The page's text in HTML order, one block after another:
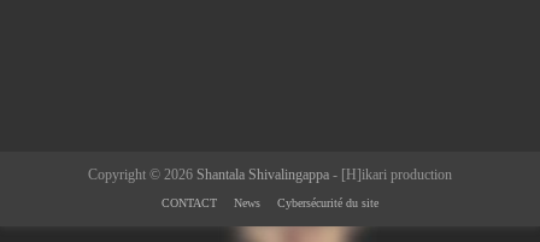
Copyright © 2026 Shantala Shivalingappa - [H]ikari production
CONTACT News Cybersécurité du site